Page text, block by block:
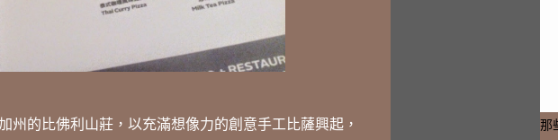
的比佛利山莊，以充滿想像力的創意手工比薩興起，
那